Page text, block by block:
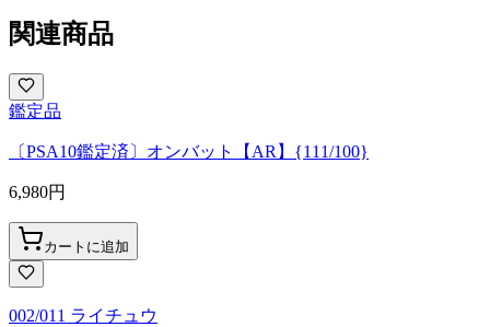
関連商品
鑑定品
〔PSA10鑑定済〕オンバット【AR】{111/100}
6,980円
カートに追加
002/011 ライチュウ